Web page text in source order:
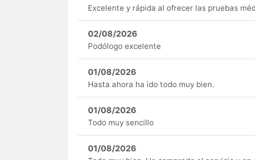
Excelente y rápida al ofrecer las pruebas
02/08/2026
Podólogo excelente
01/08/2026
Hasta ahora ha ido todo muy bien.
01/08/2026
Todo muy sencillo
01/08/2026